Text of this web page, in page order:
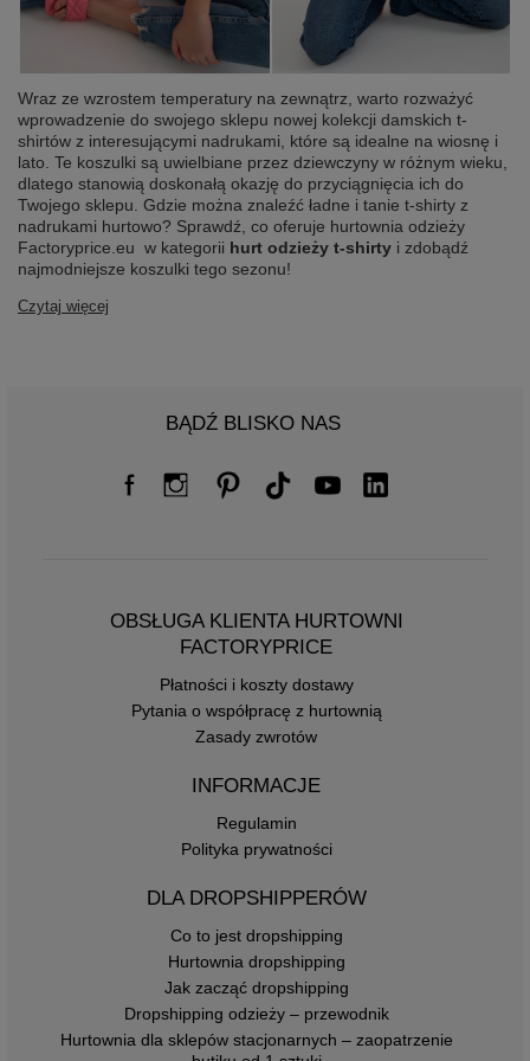
Wraz ze wzrostem temperatury na zewnątrz, warto rozważyć
wprowadzenie do swojego sklepu nowej kolekcji damskich t-
shirtów z interesującymi nadrukami, które są idealne na wiosnę i
lato. Te koszulki są uwielbiane przez dziewczyny w różnym wieku,
dlatego stanowią doskonałą okazję do przyciągnięcia ich do
Twojego sklepu. Gdzie można znaleźć ładne i tanie t-shirty z
nadrukami hurtowo? Sprawdź, co oferuje hurtownia odzieży
Factoryprice.eu w kategorii hurt odzieży t-shirty i zdobądź
najmodniejsze koszulki tego sezonu!
Czytaj więcej
BĄDŹ BLISKO NAS
OBSŁUGA KLIENTA HURTOWNI
FACTORYPRICE
Płatności i koszty dostawy
Pytania o współpracę z hurtownią
Zasady zwrotów
INFORMACJE
Regulamin
Polityka prywatności
DLA DROPSHIPPERÓW
Co to jest dropshipping
Hurtownia dropshipping
Jak zacząć dropshipping
Dropshipping odzieży – przewodnik
Hurtownia dla sklepów stacjonarnych – zaopatrzenie